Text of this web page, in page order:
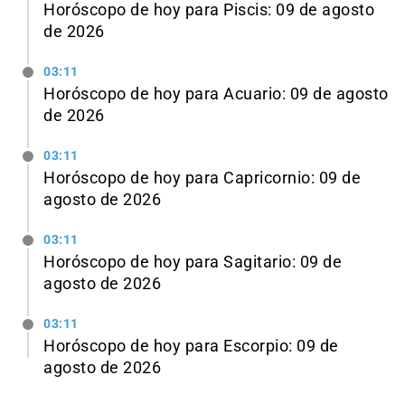
Horóscopo de hoy para Piscis: 09 de agosto
de 2026
03:11
Horóscopo de hoy para Acuario: 09 de agosto
de 2026
03:11
Horóscopo de hoy para Capricornio: 09 de
agosto de 2026
03:11
Horóscopo de hoy para Sagitario: 09 de
agosto de 2026
03:11
Horóscopo de hoy para Escorpio: 09 de
agosto de 2026